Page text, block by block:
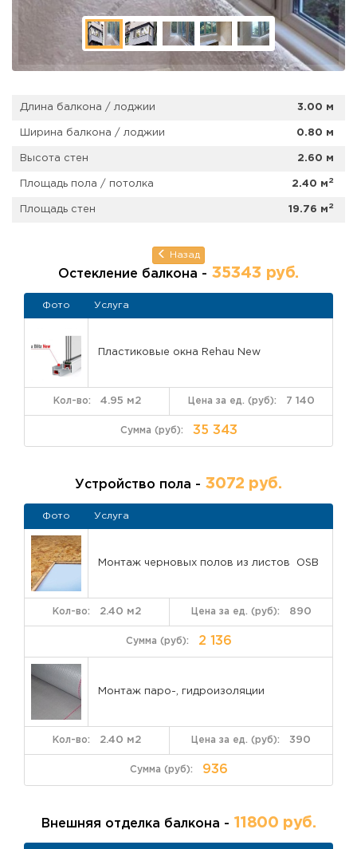
Назад
панелями;
Ремонт пола:уложен черновой пол из OSB плиты;
Дополнительнокремонту балконавыполнены
электромонтажные работы по установке и
Важно! Точная стоимость ремонта определяется с
момент заключения договора. Возможна работа без
Длина балкона / лоджии 3.00 м
Ширина балкона / лоджии 0.80 м
Высота стен 2.60 м
Площадь пола / потолка 2.40 м 2
Площадь стен 19.76 м 2
Остекление балкона - 35343 руб.
Фото Услуга
Пластиковые окна Rehau New
7 140
4.95 м2
35 343
Устройство пола - 3072 руб.
Фото Услуга
Монтаж черновых полов из листов OSB
890
2.40 м2
2 136
Монтаж паро-, гидроизоляции
390
2.40 м2
936
Внешняя отделка балкона - 11800 руб.